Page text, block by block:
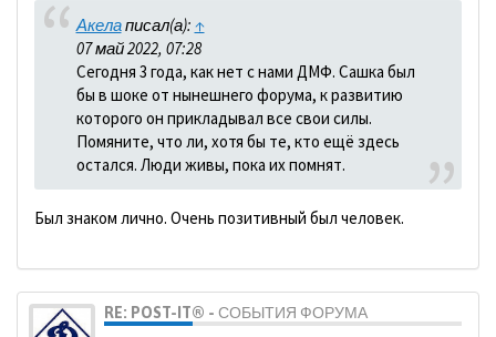
Акелаписал(а): ↑
07 май 2022, 07:28
Сегодня 3 года, как нет с нами ДМФ. Сашка был
бы в шоке от нынешнего форума, к развитию
которого он прикладывал все свои силы.
Помяните, что ли, хотя бы те, кто ещё здесь
остался. Люди живы, пока их помнят.
Был знаком лично. Очень позитивный был человек.
RE: POST-IT® - СОБЫТИЯ ФОРУМА